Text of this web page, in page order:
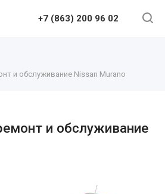
+7 (863) 200 96 02
и обслуживание Nissan Murano
и обслуживание